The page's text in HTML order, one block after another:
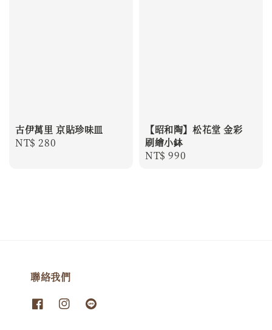
古伊萬里 京貼珍味皿
Regular
NT$ 280
【昭和陶】松花堂 金彩
刷繪小鉢
Regular
NT$ 990
聯絡我們